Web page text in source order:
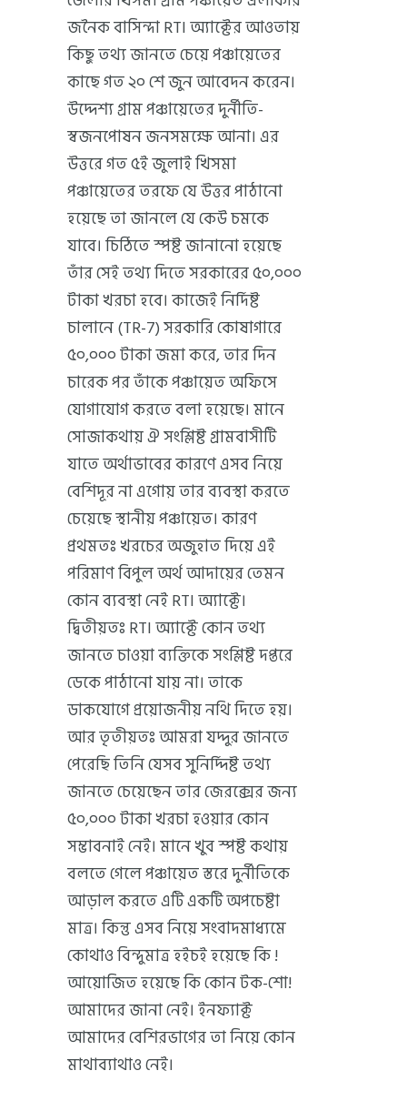
জনৈক বাসিন্দা RTI অ্যাক্টের আওতায়
কিছু তথ্য জানতে চেয়ে পঞ্চায়েতের
কাছে গত ২০ শে জুন আবেদন করেন।
উদ্দেশ্য গ্রাম পঞ্চায়েতের দুর্নীতি-
স্বজনপোষন জনসমক্ষে আনা। এর
উত্তরে গত ৫ই জুলাই খিসমা
পঞ্চায়েতের তরফে যে উত্তর পাঠানো
হয়েছে তা জানলে যে কেউ চমকে
যাবে। চিঠিতে স্পষ্ট জানানো হয়েছে
তাঁর সেই তথ্য দিতে সরকারের ৫০,০০০
টাকা খরচা হবে। কাজেই নির্দিষ্ট
চালানে (TR-7) সরকারি কোষাগারে
৫০,০০০ টাকা জমা করে, তার দিন
চারেক পর তাঁকে পঞ্চায়েত অফিসে
যোগাযোগ করতে বলা হয়েছে। মানে
সোজাকথায় ঐ সংশ্লিষ্ট গ্রামবাসীটি
যাতে অর্থাভাবের কারণে এসব নিয়ে
বেশিদূর না এগোয় তার ব্যবস্থা করতে
চেয়েছে স্থানীয় পঞ্চায়েত। কারণ
প্রথমতঃ খরচের অজুহাত দিয়ে এই
পরিমাণ বিপুল অর্থ আদায়ের তেমন
কোন ব্যবস্থা নেই RTI অ্যাক্টে।
দ্বিতীয়তঃ RTI অ্যাক্টে কোন তথ্য
জানতে চাওয়া ব্যক্তিকে সংশ্লিষ্ট দপ্তরে
ডেকে পাঠানো যায় না। তাকে
ডাকযোগে প্রয়োজনীয় নথি দিতে হয়।
আর তৃতীয়তঃ আমরা যদ্দুর জানতে
পেরেছি তিনি যেসব সুনির্দ্দিষ্ট তথ্য
জানতে চেয়েছেন তার জেরক্সের জন্য
৫০,০০০ টাকা খরচা হওয়ার কোন
সম্ভাবনাই নেই। মানে খুব স্পষ্ট কথায়
বলতে গেলে পঞ্চায়েত স্তরে দুর্নীতিকে
আড়াল করতে এটি একটি অপচেষ্টা
মাত্র। কিন্তু এসব নিয়ে সংবাদমাধ্যমে
কোথাও বিন্দুমাত্র হইচই হয়েছে কি !
আয়োজিত হয়েছে কি কোন টক-শো!
আমাদের জানা নেই। ইনফ্যাক্ট
আমাদের বেশিরভাগের তা নিয়ে কোন
মাথাব্যাথাও নেই।